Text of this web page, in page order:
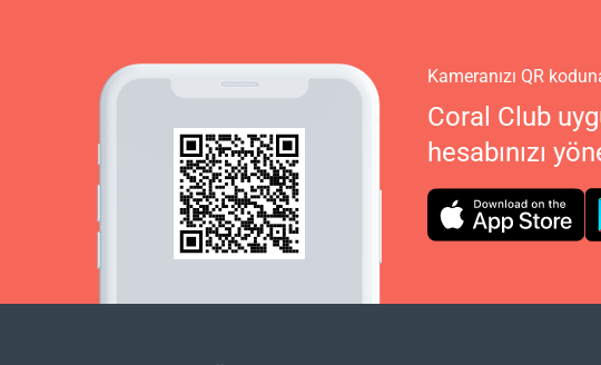
Kameranızı QR
Coral Club
hesabınızı